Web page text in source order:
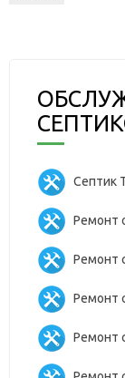
Септик
Ремонт
Ремонт
Ремонт
Ремонт